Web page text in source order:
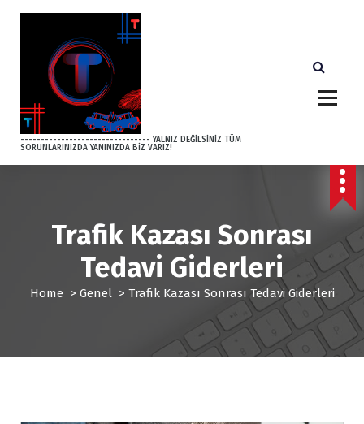
t
-------------------------------- YALNIZ DEĞİLSİNİZ TÜM
SORUNLARINIZDA YANINIZDA BİZ VARIZ!
Trafik Kazası Sonrası
Tedavi Giderleri
Home > Genel> Trafik Kazası Sonrası Tedavi Giderleri